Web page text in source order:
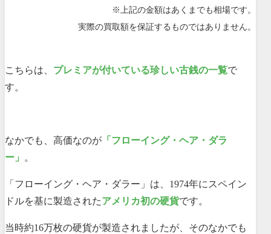
※上記の金額はあくまでも相場です。
実際の買取額を保証するものではありません。
こちらは、 プレミアが付いている珍しい古銭の一覧で
す。
なかでも、高価なのが 「フローイング・ヘア・ダラ
ー」
。
「フローイング・ヘア・ダラー」は、1974年にスペイン
ドルを基に製造されたアメリカ初の硬貨です。
当時約16万枚の硬貨が製造されましたが、そのなかでも